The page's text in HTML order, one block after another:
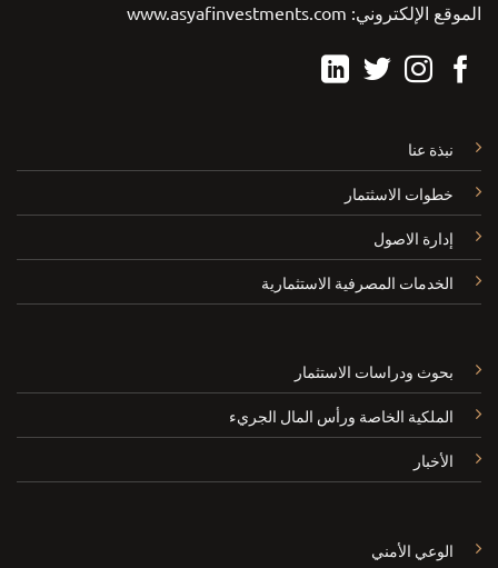
الموقع الإلكتروني: www.asyafinvestments.com
نبذة عنا
خطوات الاسثتمار
إدارة الاصول
الخدمات المصرفية الاستثمارية
بحوث ودراسات الاستثمار
الملكية الخاصة ورأس المال الجريء
الأخبار
الوعي الأمني